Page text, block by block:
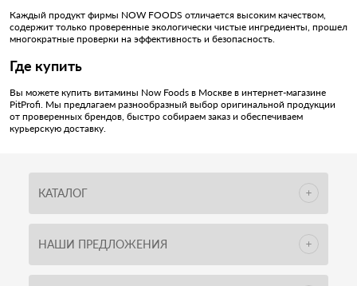
Каждый продукт фирмы NOW FOODS отличается высоким качеством,
содержит только проверенные экологически чистые ингредиенты, прошел
многократные проверки на эффективность и безопасность.
Где купить
Вы можете купить витамины Now Foods в Москве в интернет-магазине
PitProfi. Мы предлагаем разнообразный выбор оригинальной продукции
от проверенных брендов, быстро собираем заказ и обеспечиваем
курьерскую доставку.
КАТАЛОГ
НАШИ ПРЕДЛОЖЕНИЯ